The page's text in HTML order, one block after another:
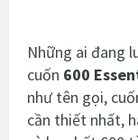
Những ai đang
cuốn 600
như tên gọi,
cần thiết nhất,